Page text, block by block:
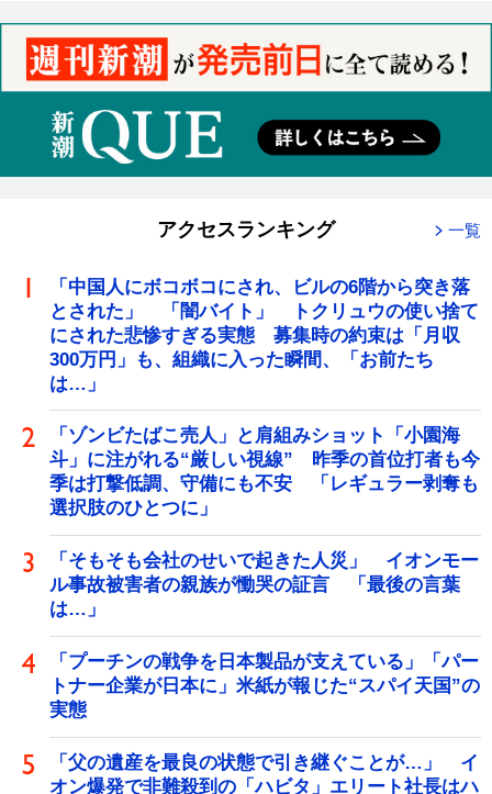
アクセスランキング 一覧
「中国人にボコボコにされ、ビルの6階から突き落
とされた」 「闇バイト」 トクリュウの使い捨て
にされた悲惨すぎる実態 募集時の約束は「月収
300万円」も、組織に入った瞬間、「お前たち
は…」
「ゾンビたばこ売人」と肩組みショット「小園海
斗」に注がれる“厳しい視線” 昨季の首位打者も今
季は打撃低調、守備にも不安 「レギュラー剥奪も
選択肢のひとつに」
「そもそも会社のせいで起きた人災」 イオンモー
ル事故被害者の親族が慟哭の証言 「最後の言葉
は…」
「プーチンの戦争を日本製品が支えている」「パー
トナー企業が日本に」米紙が報じた“スパイ天国”の
実態
「父の遺産を最良の状態で引き継ぐことが…」 イ
オン爆発で非難殺到の「ハビタ」エリート社長はハ